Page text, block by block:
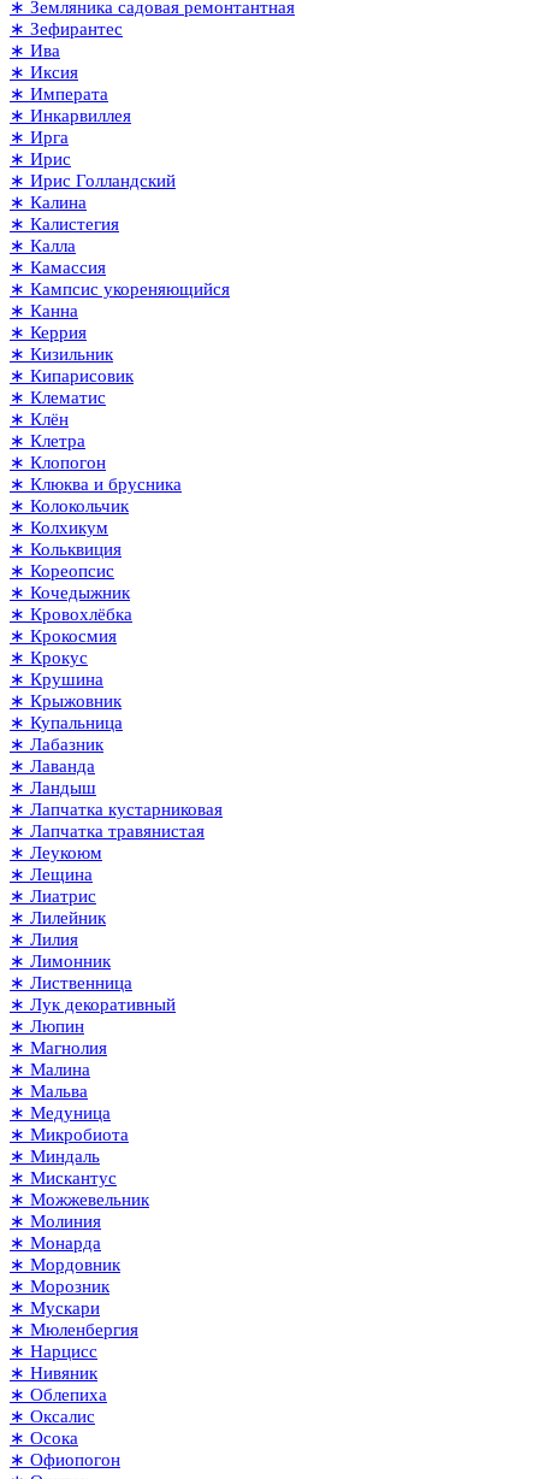
∗ Земляника садовая ремонтантная
∗ Зефирантес
∗ Ива
∗ Иксия
∗ Императа
∗ Инкарвиллея
∗ Ирга
∗ Ирис
∗ Ирис Голландский
∗ Калина
∗ Калистегия
∗ Калла
∗ Камассия
∗ Кампсис укореняющийся
∗ Канна
∗ Керрия
∗ Кизильник
∗ Кипарисовик
∗ Клематис
∗ Клён
∗ Клетра
∗ Клопогон
∗ Клюква и брусника
∗ Колокольчик
∗ Колхикум
∗ Кольквиция
∗ Кореопсис
∗ Кочедыжник
∗ Кровохлёбка
∗ Крокосмия
∗ Крокус
∗ Крушина
∗ Крыжовник
∗ Купальница
∗ Лабазник
∗ Лаванда
∗ Ландыш
∗ Лапчатка кустарниковая
∗ Лапчатка травянистая
∗ Леукоюм
∗ Лещина
∗ Лиатрис
∗ Лилейник
∗ Лилия
∗ Лимонник
∗ Лиственница
∗ Лук декоративный
∗ Люпин
∗ Магнолия
∗ Малина
∗ Мальва
∗ Медуница
∗ Микробиота
∗ Миндаль
∗ Мискантус
∗ Можжевельник
∗ Молиния
∗ Монарда
∗ Мордовник
∗ Морозник
∗ Мускари
∗ Мюленбергия
∗ Нарцисс
∗ Нивяник
∗ Облепиха
∗ Оксалис
∗ Осока
∗ Офиопогон